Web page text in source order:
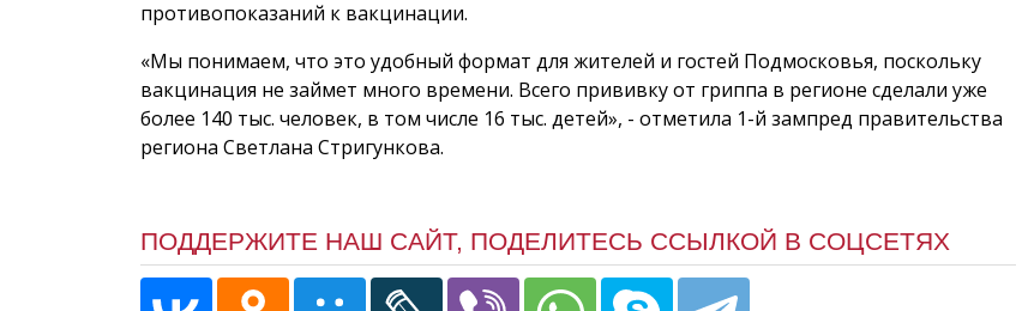
противопоказаний к вакцинации.
«Мы понимаем, что это удобный формат для жителей и гостей Подмосковья, поскольку
вакцинация не займет много времени. Всего прививку от гриппа в регионе сделали уже
более 140 тыс. человек, в том числе 16 тыс. детей», - отметила 1-й зампред правительства
региона Светлана Стригункова.
ПОДДЕРЖИТЕ НАШ САЙТ, ПОДЕЛИТЕСЬ ССЫЛКОЙ В СОЦСЕТЯХ